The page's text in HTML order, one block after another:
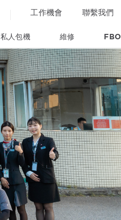
工作機會 聯繫我們
私人包機 維修 FBO